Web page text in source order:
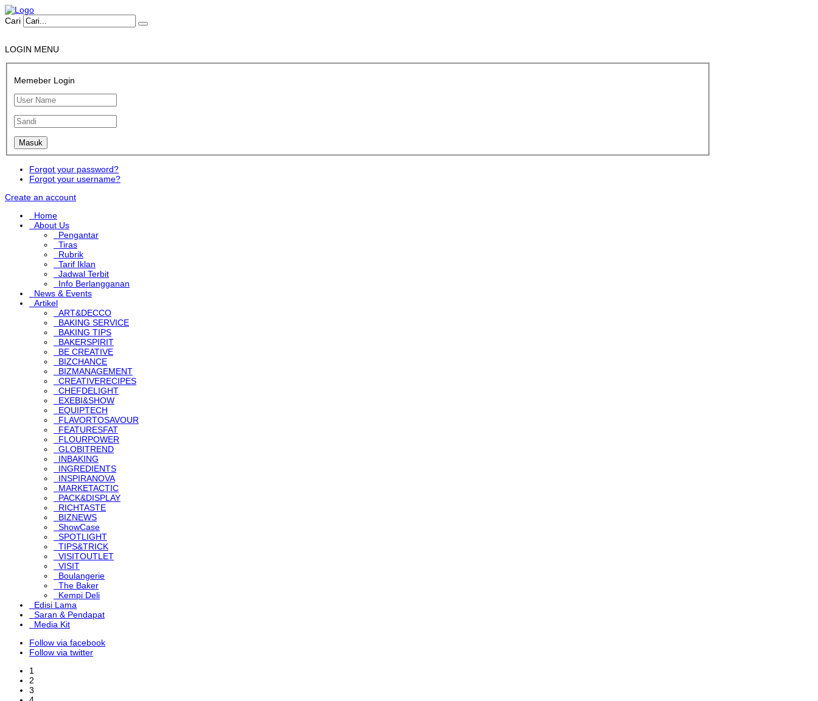
Cari
LOGIN MENU
Memeber Login
Forgot your password?
Forgot your username?
Create an account
Home
About Us
Pengantar
Tiras
Rubrik
Tarif Iklan
Jadwal Terbit
Info Berlangganan
News & Events
Artikel
ART&DECCO
BAKING SERVICE
BAKING TIPS
BAKERSPIRIT
BE CREATIVE
BIZCHANCE
BIZMANAGEMENT
CREATIVERECIPES
CHEFDELIGHT
EXEBI&SHOW
EQUIPTECH
FLAVORTOSAVOUR
FEATURESFAT
FLOURPOWER
GLOBITREND
INBAKING
INGREDIENTS
INSPIRANOVA
MARKETACTIC
PACK&DISPLAY
RICHTASTE
BIZNEWS
ShowCase
SPOTLIGHT
TIPS&TRICK
VISITOUTLET
VISIT
Boulangerie
The Baker
Kempi Deli
Edisi Lama
Saran & Pendapat
Media Kit
Follow via facebook
Follow via twitter
1
2
3